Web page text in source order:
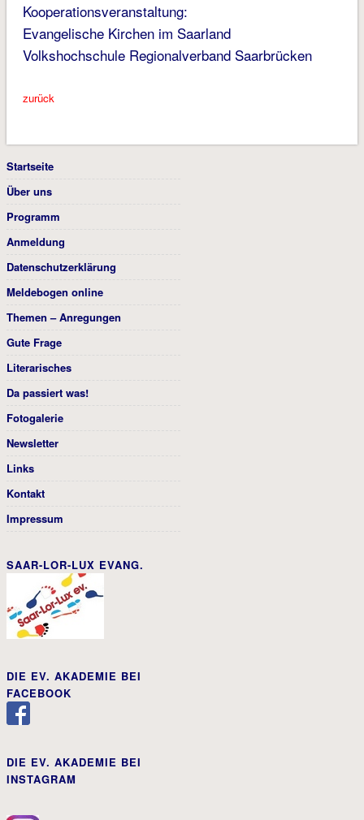
Kooperationsveranstaltung:
Evangelische Kirchen im Saarland
Volkshochschule Regionalverband Saarbrücken
zurück
Startseite
Über uns
Programm
Anmeldung
Datenschutzerklärung
Meldebogen online
Themen – Anregungen
Gute Frage
Literarisches
Da passiert was!
Fotogalerie
Newsletter
Links
Kontakt
Impressum
SAAR-LOR-LUX EVANG.
DIE EV. AKADEMIE BEI
FACEBOOK
DIE EV. AKADEMIE BEI
INSTAGRAM